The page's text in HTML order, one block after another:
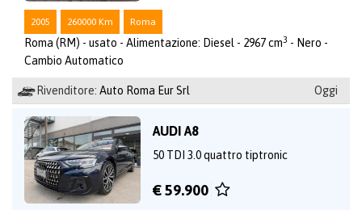
2005 260000 Km Roma
Roma (RM) - usato - Alimentazione: Diesel - 2967 cm3 - Nero -
Cambio Automatico
Rivenditore: Auto Roma Eur Srl Oggi
AUDI A8
50 TDI 3.0 quattro tiptronic
€ 59.900